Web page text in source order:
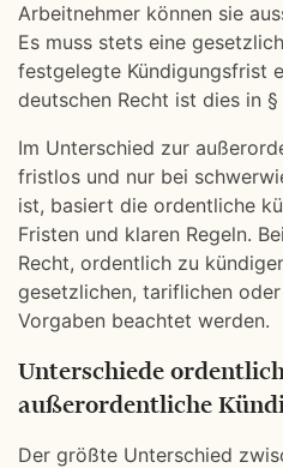
Arbeitnehmer können sie
Es muss stets eine
festgelegte Kündigungsfrist
deutschen Recht ist dies in
Im Unterschied zur
fristlos und nur bei
ist, basiert die ordentliche
Fristen und klaren Regeln.
Recht, ordentlich zu
gesetzlichen, tariflichen
Vorgaben beachtet werden.
Unterschiede
außerordentliche
Der größte Unterschied